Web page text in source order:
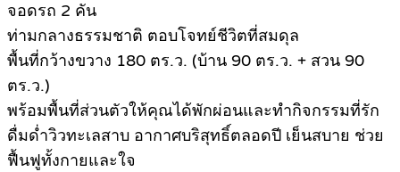
จอดรถ 2 คัน
ท่ามกลางธรรมชาติ ตอบโจทย์ชีวิตที่สมดุล
พื้นที่กว้างขวาง 180 ตร.ว. (บ้าน 90 ตร.ว. + สวน 90
ตร.ว.)
พร้อมพื้นที่ส่วนตัวให้คุณได้พักผ่อนและทำกิจกรรมที่รัก
ดื่มด่ำวิวทะเลสาบ อากาศบริสุทธิ์ตลอดปี เย็นสบาย ช่วย
ฟื้นฟูทั้งกายและใจ